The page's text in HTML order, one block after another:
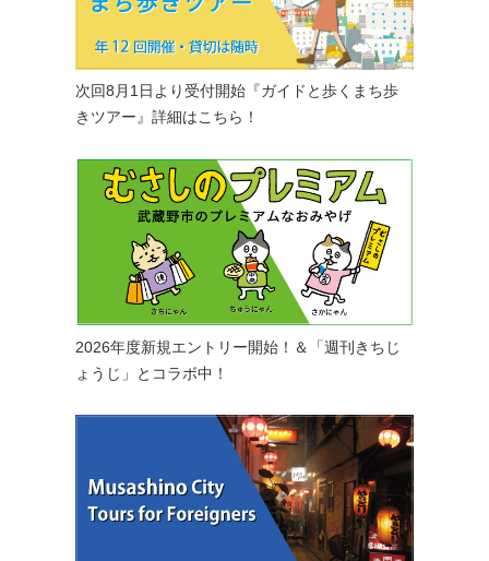
次回8月1日より受付開始『ガイドと歩くまち歩
きツアー』詳細はこちら！
2026年度新規エントリー開始！＆「週刊きちじ
ょうじ」とコラボ中！